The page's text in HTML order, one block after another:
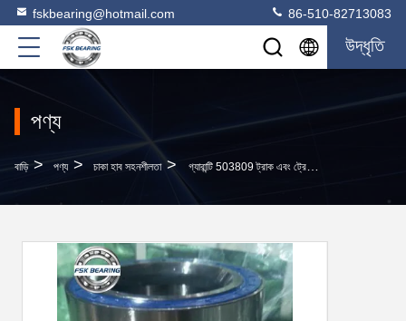
fskbearing@hotmail.com 86-510-82713083
উদ্ধৃতি
পণ্য
বাড়ি > পণ্য > চাকা হাব সহনশীলতা > গ্যারান্টি 503809 ট্রাক এবং ট্রেলার রোলার লেয়ার 120 * 175 * 123mm সন্নিবেশ ইউনিট